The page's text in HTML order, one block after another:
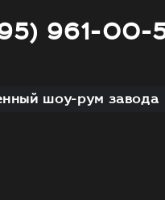
961-00-
шоу-рум завода